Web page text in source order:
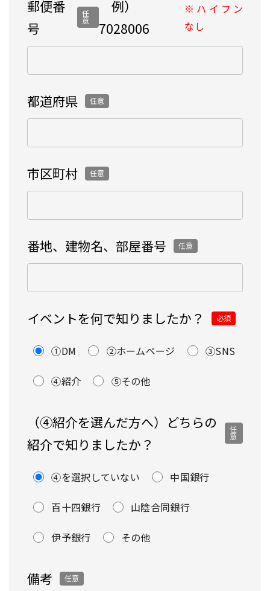
郵便番
号
任
意
例）
7028006
※ハイフン
なし
都道府県 任意
市区町村 任意
番地、建物名、部屋番号 任意
イベントを何で知りましたか？ 必須
①DM ②ホームページ ③SNS
④紹介 ⑤その他
（④紹介を選んだ方へ）どちらの
紹介で知りましたか？
任
意
④を選択していない 中国銀行
百十四銀行 山陰合同銀行
伊予銀行 その他
備考 任意